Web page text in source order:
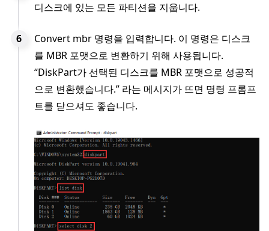
디스크에 있는 모든 파티션을 지웁니다.
Convert mbr 명령을 입력합니다. 이 명령은 디스크
를 MBR 포맷으로 변환하기 위해 사용됩니다.
“DiskPart가 선택된 디스크를 MBR 포맷으로 성공적
으로 변환했습니다.” 라는 메시지가 뜨면 명령 프롬프
트를 닫으셔도 좋습니다.